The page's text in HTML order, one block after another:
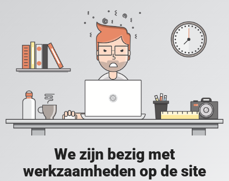
We zijn bezig met
werkzaamheden op de site